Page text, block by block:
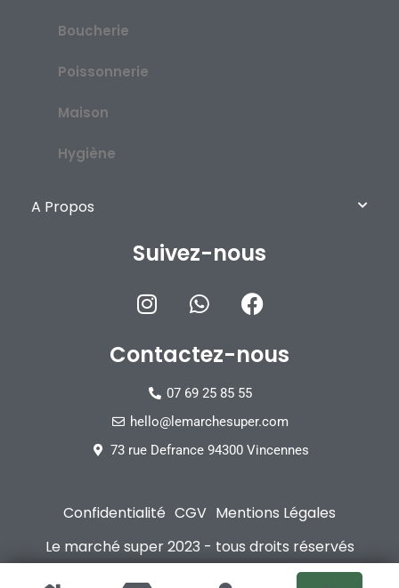
Boucherie
Poissonnerie
Maison
Hygiène
A Propos
Suivez-nous
Contactez-nous
07 69 25 85 55
hello@lemarchesuper.com
73 rue Defrance 94300 Vincennes
Confidentialité CGV Mentions Légales
Le marché super 2023 - tous droits réservés